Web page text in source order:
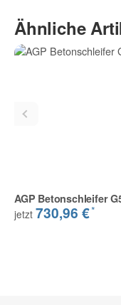
Ähnliche
AGP Betonschleifer
jetzt 730,96 €*